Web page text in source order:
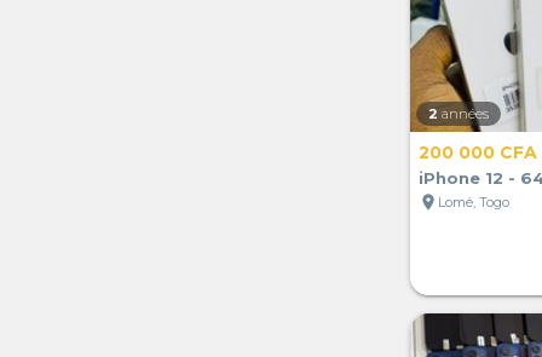
2 années
200 000 CFA
iPhone 12 -
location_on Lomé, Togo